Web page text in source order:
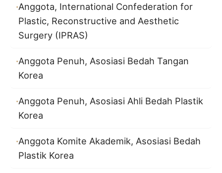
Anggota, International Confederation for
Plastic, Reconstructive and Aesthetic
Surgery (IPRAS)
Anggota Penuh, Asosiasi Bedah Tangan
Korea
Anggota Penuh, Asosiasi Ahli Bedah Plastik
Korea
Anggota Komite Akademik, Asosiasi Bedah
Plastik Korea